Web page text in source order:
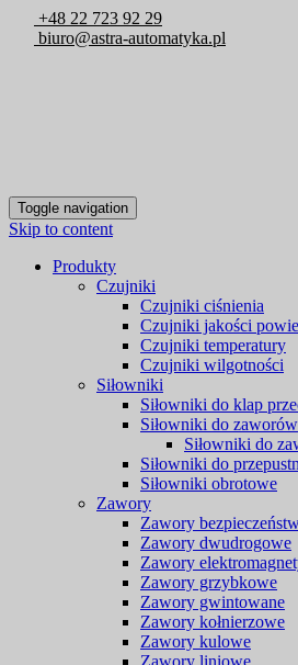
+48 22 723 92 29
biuro@astra-automatyka.pl
Toggle navigation
Skip to content
Produkty
Czujniki
Czujniki ciśnienia
Czujniki jakości
Czujniki temperatury
Czujniki wilgotności
Siłowniki
Siłowniki do klap
Siłowniki do zaworów
Siłowniki do
Siłowniki do
Siłowniki obrotowe
Zawory
Zawory
Zawory dwudrogowe
Zawory
Zawory grzybkowe
Zawory gwintowane
Zawory kołnierzowe
Zawory kulowe
Zawory liniowe